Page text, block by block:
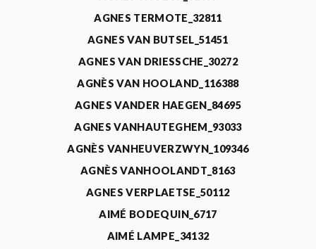
AGNES TERMOTE_32811
AGNES VAN BUTSEL_51451
AGNES VAN DRIESSCHE_30272
AGNÈS VAN HOOLAND_116388
AGNES VANDER HAEGEN_84695
AGNES VANHAUTEGHEM_93033
AGNÈS VANHEUVERZWYN_109346
AGNÈS VANHOOLANDT_8163
AGNES VERPLAETSE_50112
AIMÉ BODEQUIN_6717
AIMÉ LAMPE_34132